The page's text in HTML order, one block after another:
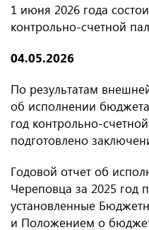
1 июня 2026 года
контрольно-счетной
04.05.2026
По результатам
об исполнении
год контрольно-
подготовлено
Годовой отчет об
Череповца за 2025 год
установленные
и Положением о